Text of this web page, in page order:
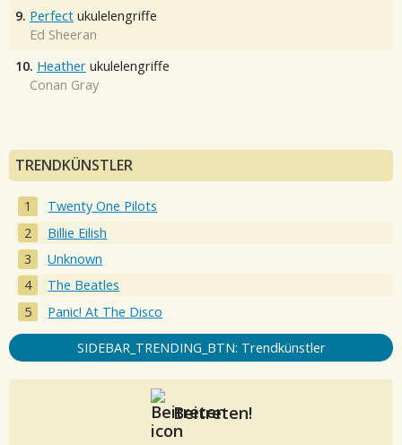
9. Perfect ukulelengriffe
Ed Sheeran
10. Heather ukulelengriffe
Conan Gray
TRENDKÜNSTLER
Twenty One Pilots
Billie Eilish
Unknown
The Beatles
Panic! At The Disco
SIDEBAR_TRENDING_BTN: Trendkünstler
Beitreten!